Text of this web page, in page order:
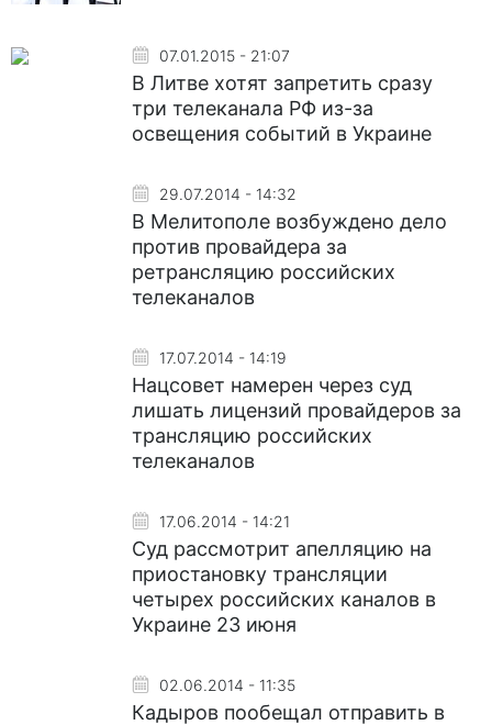
07.01.2015 - 21:07
В Литве хотят запретить сразу
три телеканала РФ из-за
освещения событий в Украине
29.07.2014 - 14:32
В Мелитополе возбуждено дело
против провайдера за
ретрансляцию российских
телеканалов
17.07.2014 - 14:19
Нацсовет намерен через суд
лишать лицензий провайдеров за
трансляцию российских
телеканалов
17.06.2014 - 14:21
Суд рассмотрит апелляцию на
приостановку трансляции
четырех российских каналов в
Украине 23 июня
02.06.2014 - 11:35
Кадыров пообещал отправить в